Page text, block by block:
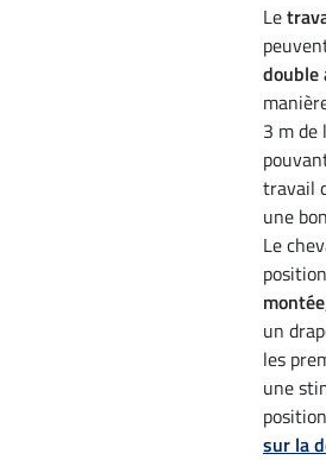
Le
double
3 m de
travail
une
Le
montée
un
les
une
sur la